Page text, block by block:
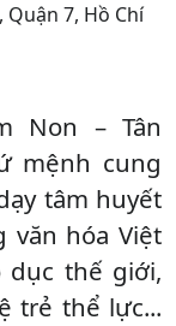
, Quận 7, Hồ Chí
Non – Tân
mệnh cung
tâm huyết
văn hóa Việt
dục thế giới,
trẻ thể lực...